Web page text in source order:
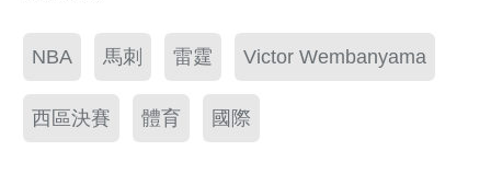
NBA 馬刺 雷霆 Victor Wembanyama
西區決賽 體育 國際